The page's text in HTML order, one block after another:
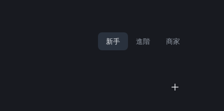
新手 進階 商家